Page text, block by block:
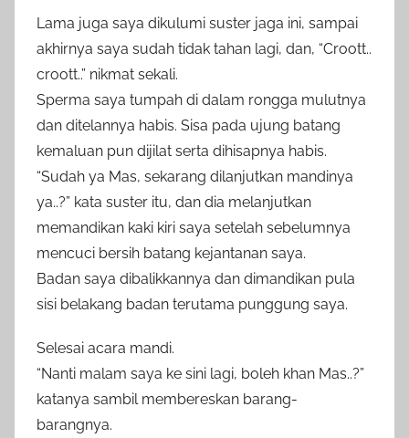
Lama juga saya dikulumi suster jaga ini, sampai
akhirnya saya sudah tidak tahan lagi, dan, “Croott..
croott..” nikmat sekali.
Sperma saya tumpah di dalam rongga mulutnya
dan ditelannya habis. Sisa pada ujung batang
kemaluan pun dijilat serta dihisapnya habis.
“Sudah ya Mas, sekarang dilanjutkan mandinya
ya..?” kata suster itu, dan dia melanjutkan
memandikan kaki kiri saya setelah sebelumnya
mencuci bersih batang kejantanan saya.
Badan saya dibalikkannya dan dimandikan pula
sisi belakang badan terutama punggung saya.
Selesai acara mandi.
“Nanti malam saya ke sini lagi, boleh khan Mas..?”
katanya sambil membereskan barang-
barangnya.